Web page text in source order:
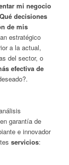
mi negocio
decisiones
de mis
estratégico
a la actual,
del sector, o
efectiva de
garantía de
e innovador
servicios: